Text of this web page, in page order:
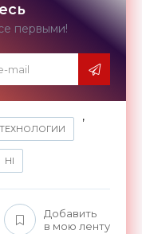
первыми!
ТЕХНОЛОГИИ
,
HI
Добавить
в мою ленту